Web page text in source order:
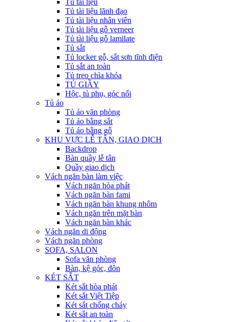
Tủ tài liệu
Tủ tài liệu lãnh đạo
Tủ tài liệu nhân viên
Tủ tài liệu gỗ verneer
Tủ tài liệu gỗ lamilate
Tủ sắt
Tủ locker gỗ, sắt sơn tĩnh điện
Tủ sắt an toàn
Tủ treo chìa khóa
TỦ GIẦY
Hộc, tủ phụ, góc nối
Tủ áo
Tủ áo văn phòng
Tủ áo bằng sắt
Tủ áo bằng gỗ
KHU VỰC LỄ TÂN, GIAO DỊCH
Backdrop
Bàn quầy lễ tân
Quầy giao dịch
Vách ngăn bàn làm việc
Vách ngăn hòa phát
Vách ngăn bàn fami
Vách ngăn bàn khung nhôm
Vách ngăn trên mặt bàn
Vách ngăn bàn khác
Vách ngăn di động
Vách ngăn phòng
SOFA, SALON
Sofa văn phòng
Bàn, kệ góc, đôn
KÉT SẮT
Két sắt hòa phát
Két sắt Việt Tiệp
Két sắt chống cháy
Két sắt an toàn